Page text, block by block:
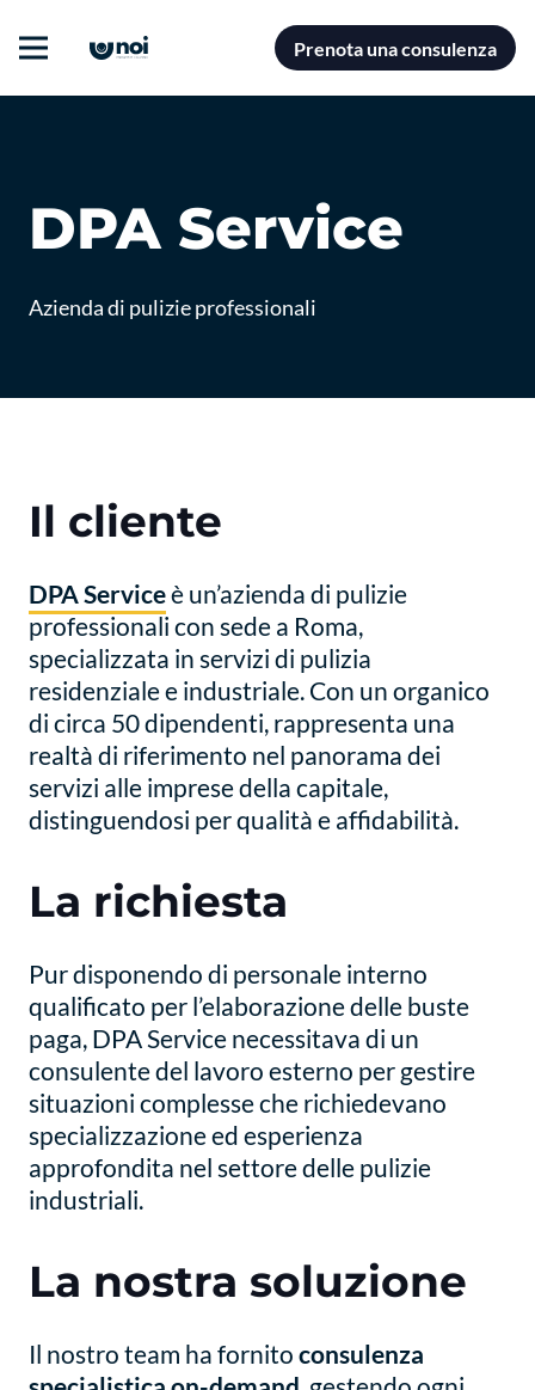
Prenota una consulenza
DPA Service
Azienda di pulizie professionali
Il cliente
DPA Serviceè un’azienda di pulizie
professionali con sede a Roma,
specializzata in servizi di pulizia
residenziale e industriale. Con un organico
di circa 50 dipendenti, rappresenta una
realtà di riferimento nel panorama dei
servizi alle imprese della capitale,
distinguendosi per qualità e affidabilità.
La richiesta
Pur disponendo di personale interno
qualificato per l’elaborazione delle buste
paga, DPA Service necessitava di un
consulente del lavoro esterno per gestire
situazioni complesse che richiedevano
specializzazione ed esperienza
approfondita nel settore delle pulizie
industriali.
La nostra soluzione
Il nostro team ha fornito consulenza